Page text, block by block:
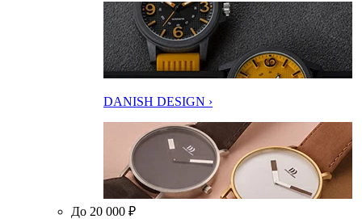
DANISH DESIGN ›
До 20 000 ₽